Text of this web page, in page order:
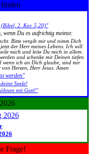
(Bibel, 2. Kor. 5,20)"
wenn Du es aufrichtig meinst:
Bitte vergib mir und nimm Dich
der Herr meines Lebens. Ich will
mich und leite Du mich in allem.
und schenke mir Deinen tiefen
wenn ich an Dich glaube, sind mir
Herzen, Herr Jesus. Amen
werden"
Seele!
mit Gott!"
Frage!